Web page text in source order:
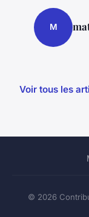
M
Voir tous les
© 2026